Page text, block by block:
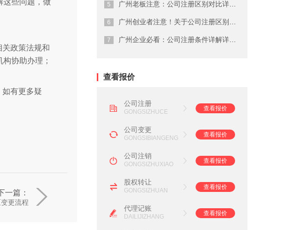
这些问题，做
政策法规和
协助办理；
如有更多疑
一篇：
更流程
广州劳务派遣资质申请流程
广州营业执照注销流程
广州会计代理记账公司
广州老板注意：公司注册区别对比详解这...
广州创业者注意！关于公司注册区别对比...
广州企业必看：公司注册条件详解详细解...
查看报价
公司注册
GONGSIZHUCE
查看报价
公司变更
GONGSIBIANGENG
查看报价
公司注销
GONGSIZHUXIAO
查看报价
股权转让
GONGSIZHUAN
查看报价
代理记账
DAILIJIZHANG
查看报价